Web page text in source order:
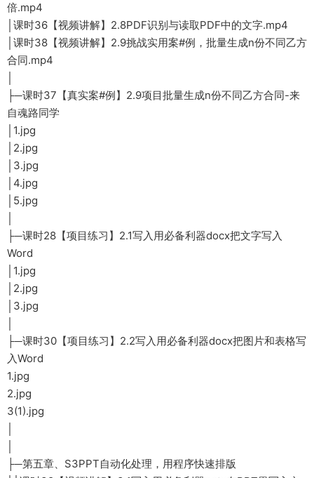
倍.mp4
│课时36【视频讲解】2.8PDF识别与读取PDF中的文字.mp4
│课时38【视频讲解】2.9挑战实用案#例，批量生成n份不同乙方
合同.mp4
├─课时37【真实案#例】2.9项目批量生成n份不同乙方合同-来
自魂路同学
│1.jpg
│2.jpg
│3.jpg
│4.jpg
│5.jpg
├─课时28【项目练习】2.1写入用必备利器docx把文字写入
Word
│1.jpg
│2.jpg
│3.jpg
├─课时30【项目练习】2.2写入用必备利器docx把图片和表格写
入Word
1.jpg
2.jpg
3(1).jpg
├─第五章、S3PPT自动化处理，用程序快速排版